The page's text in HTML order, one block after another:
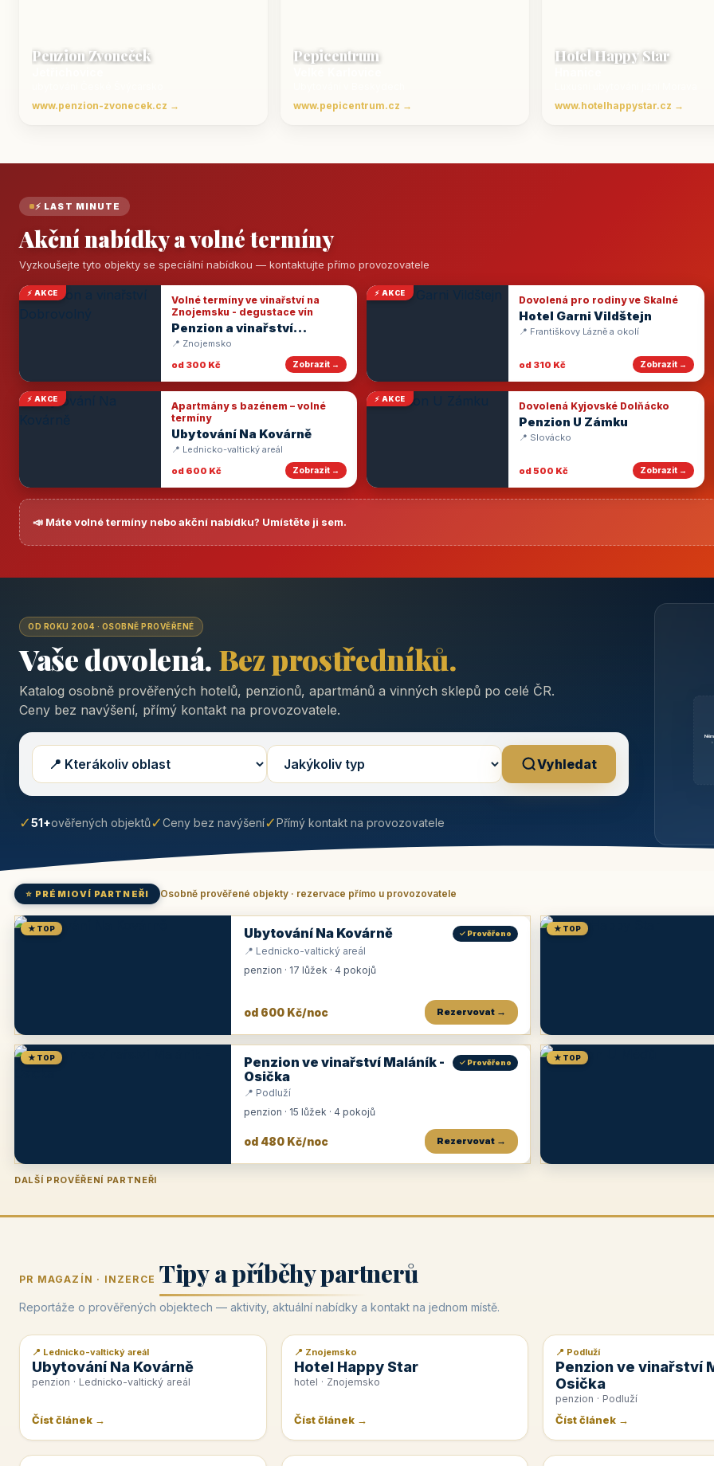
Penzion Zvoneček
www.penzion-zvonecek.cz →
Pepicentrum
www.pepicentrum.cz →
Hotel Happy Star
www.hotelhappystar.cz →
⚡ LAST MINUTE
Akční nabídky a volné termíny
Vyzkoušejte tyto objekty se speciální nabídkou — kontaktujte přímo provozovatele
⚡ AKCE
Volné termíny ve vinařství na
Znojemsku - degustace vín
Penzion a vinařství
Dobrovolný
📍 Znojemsko
od 300 Kč
Zobrazit →
⚡ AKCE
Dovolená pro rodiny ve Skalné
Hotel Garni Vildštejn
📍 Františkovy Lázně a okolí
od 310 Kč Zobrazit →
⚡ AKCE
Apartmány s bazénem – volné
termíny
Ubytování Na Kovárně
📍 Lednicko-valtický areál
od 600 Kč
Zobrazit →
⚡ AKCE
Dovolená Kyjovské Dolňácko
Penzion U Zámku
📍 Slovácko
od 500 Kč Zobrazit →
📣 Máte volné termíny nebo akční nabídku? Umístěte ji sem.
OD ROKU 2004 · OSOBNĚ PROVĚŘENÉ
Vaše dovolená. Bez prostředníků.
Katalog osobně prověřených hotelů, penzionů, apartmánů a vinných sklepů po celé ČR.
Ceny bez navýšení, přímý kontakt na provozovatele.
Vyhledat
✓51+ověřených objektů✓Ceny bez navýšení✓Přímý kontakt na provozovatele
⭐ PRÉMIOVÍ PARTNEŘI Osobně prověřené objekty · rezervace přímo u provozovatele
★ TOP Ubytování Na Kovárně ✓ Prověřeno
📍 Lednicko-valtický areál
penzion · 17 lůžek · 4 pokojů
od 600 Kč/noc Rezervovat →
★ TOP
★ TOP
Penzion ve vinařství Maláník -
Osička
✓ Prověřeno
📍 Podluží
penzion · 15 lůžek · 4 pokojů
od 480 Kč/noc Rezervovat →
★ TOP
DALŠÍ PROVĚŘENÍ PARTNEŘI
Penzion U Zámku Pension Faber
PR MAGAZÍN · INZERCE Tipy a příběhy partnerů
Reportáže o prověřených objektech — aktivity, aktuální nabídky a kontakt na jednom místě.
📰 PR článek
📍 Lednicko-valtický areál
Ubytování Na Kovárně
penzion · Lednicko-valtický areál
Číst článek →
📰 PR článek
📍 Znojemsko
Hotel Happy Star
hotel · Znojemsko
Číst článek →
📰 PR článek
📍 Podluží
Penzion ve vinařství
Osička
penzion · Podluží
Číst článek →